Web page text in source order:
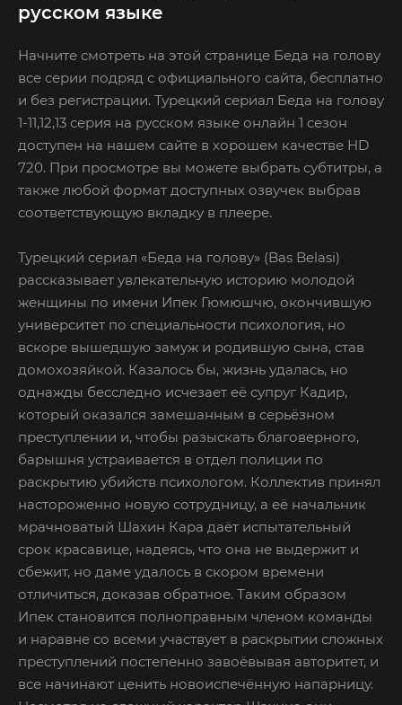
русском языке
Начните смотреть на этой странице Беда на голову
все серии подряд с официального сайта, бесплатно
и без регистрации. Турецкий сериал Беда на голову
1-11,12,13 серия на русском языке онлайн 1 сезон
доступен на нашем сайте в хорошем качестве HD
720. При просмотре вы можете выбрать субтитры, а
также любой формат доступных озвучек выбрав
соответствующую вкладку в плеере.
Турецкий сериал «Беда на голову» (Bas Belasi)
рассказывает увлекательную историю молодой
женщины по имени Ипек Гюмюшчю, окончившую
университет по специальности психология, но
вскоре вышедшую замуж и родившую сына, став
домохозяйкой. Казалось бы, жизнь удалась, но
однажды бесследно исчезает её супруг Кадир,
который оказался замешанным в серьёзном
преступлении и, чтобы разыскать благоверного,
барышня устраивается в отдел полиции по
раскрытию убийств психологом. Коллектив принял
настороженно новую сотрудницу, а её начальник
мрачноватый Шахин Кара даёт испытательный
срок красавице, надеясь, что она не выдержит и
сбежит, но даме удалось в скором времени
отличиться, доказав обратное. Таким образом
Ипек становится полноправным членом команды
и наравне со всеми участвует в раскрытии сложных
преступлений постепенно завоёвывая авторитет, и
все начинают ценить новоиспечённую напарницу.